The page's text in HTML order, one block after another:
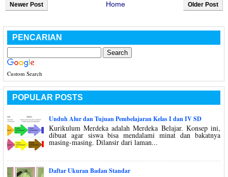
Newer Post Older Post
Home
PENCARIAN
Custom Search
POPULAR POSTS
Unduh Alur dan Tujuan Pembelajaran Kelas I dan IV SD
Kurikulum Merdeka adalah Merdeka Belajar. Konsep ini,
dibuat agar siswa bisa mendalami minat dan bakatnya
masing-masing. Dilansir dari laman...
Daftar Ukuran Badan Standar